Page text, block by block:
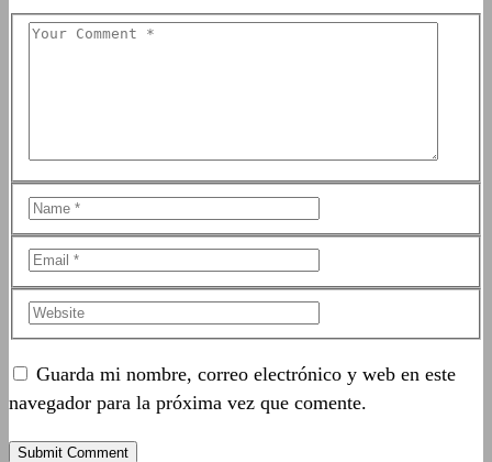
Guarda mi nombre, correo electrónico y web en este
navegador para la próxima vez que comente.